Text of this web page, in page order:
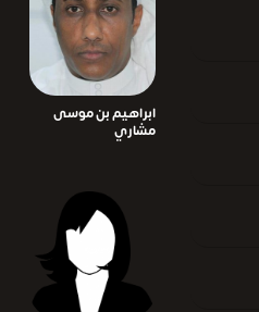
ابراهيم بن موسى
مشاري